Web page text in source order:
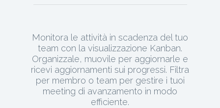
Monitora le attività in scadenza del tuo
team con la visualizzazione Kanban.
Organizzale, muovile per aggiornarle e
ricevi aggiornamenti sui progressi. Filtra
per membro o team per gestire i tuoi
meeting di avanzamento in modo
efficiente.